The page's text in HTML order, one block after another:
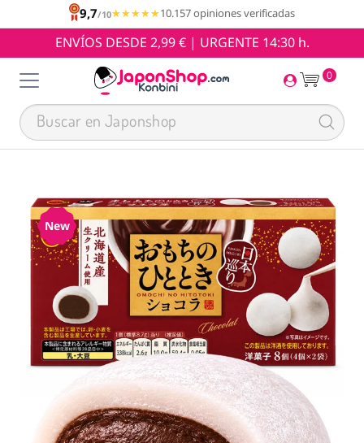
9,7/10★★★★★
★★★★★10.157 opiniones verificadas
ENVÍOS DESDE 2,99 € | URGENTE 14:30 h.
0
New